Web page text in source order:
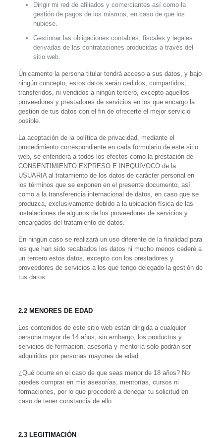
Dirigir mi red de afiliados y comerciantes así como la
gestión de pagos de los mismos, en caso de que los
hubiese.
Gestionar las obligaciones contables, fiscales y legales
derivadas de las contrataciones producidas a través del
sitio web.
Únicamente la persona titular tendrá acceso a sus datos, y bajo
ningún concepto, estos datos serán cedidos, compartidos,
transferidos, ni vendidos a ningún tercero, excepto aquellos
proveedores y prestadores de servicios en los que encargo la
gestión de tus datos con el fin de ofrecerte el mejor servicio
posible.
La aceptación de la política de privacidad, mediante el
procedimiento correspondiente en cada formulario de este sitio
web, se entenderá a todos los efectos como la prestación de
CONSENTIMIENTO EXPRESO E INEQUÍVOCO de la
USUARIA al tratamiento de los datos de carácter personal en
los términos que se exponen en el presente documento, así
como a la transferencia internacional de datos, en caso que se
produzca, exclusivamente debido a la ubicación física de las
instalaciones de algunos de los proveedores de servicios y
encargados del tratamiento de datos.
En ningún caso se realizará un uso diferente de la finalidad para
los que han sido recabados los datos ni mucho menos cederé a
un tercero estos datos, excepto con los prestadores y
proveedores de servicios a los que tengo delegado la gestión de
tus datos.
2.2 MENORES DE EDAD
Los contenidos de este sitio web están dirigida a cualquier
persona mayor de 14 años; sin embargo, los productos y
servicios de formación, asesoría y mentoríasólo podrán ser
adquiridos por personas mayores de edad.
¿Qué ocurre en el caso de que seas menor de 18 años? No
puedes comprar en mis asesorías, mentorías, cursos ni
formaciones, por lo que procederé a denegar tu solicitud en
caso de tener constancia de ello.
2.3 LEGITIMACIÓN